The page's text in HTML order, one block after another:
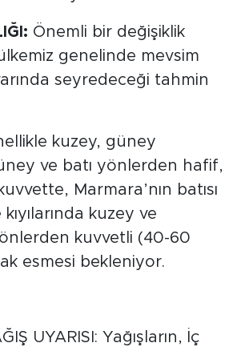
Önemli bir değişiklik
genelinde mevsim
seyredeceği tahmin
kuzey, güney
ve batı yönlerden hafif,
Marmara’nın batısı
kuzey ve
kuvvetli (40-60
esmesi bekleniyor.
UYARISI: Yağışların, İç